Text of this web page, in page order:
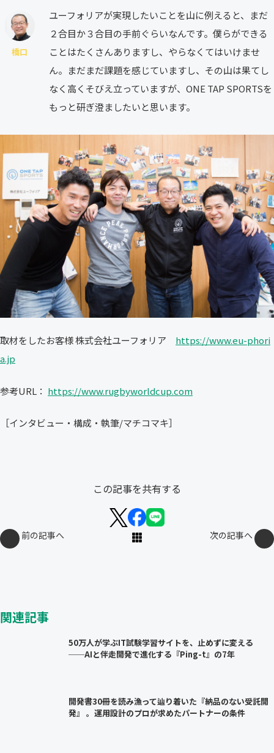
橋口
ユーフォリアが実現したいことを山に例えると、まだ
２合目か３合目の手前ぐらいなんです。僕らができる
ことはたくさんありますし、やらなくてはいけませ
ん。まだまだ課題を感じていますし、その山は果てし
なく高くそびえ立っていますが、ONE TAP SPORTSを
もっと研ぎ澄ましたいと思います。
取材をしたお客様 株式会社ユーフォリア https://www.eu-phori
a.jp
参考URL： https://www.rugbyworldcup.com
［インタビュー・構成・執筆/マチコマキ］
この記事を共有する
前の記事へ 次の記事へ
関連記事
50万人が学ぶIT試験学習サイトを、止めずに変える
──AIと伴走開発で進化する『Ping-t』の7年
開発書30冊を読み漁って辿り着いた『納品のない受託開
発』 。運用設計のプロが求めたパートナーの条件